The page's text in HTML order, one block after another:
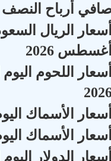
أرباح النصف
2026
الأسماك اليوم
الأسماك اليوم
الدولار اليوم